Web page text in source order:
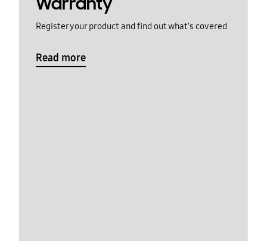
Register your product and find out what's covered
Read more